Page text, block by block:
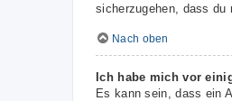
sicherzugehen, dass du
Nach oben
Ich habe mich vor
Es kann sein, dass ein